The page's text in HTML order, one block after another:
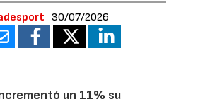
30/07/2026
un 11% su